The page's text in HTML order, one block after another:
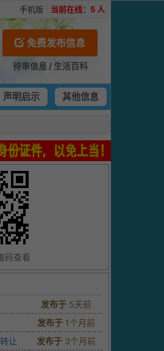
手机版 当前在线： 5 人
免费发布信息
待审信息 / 生活百科
声明启示 其他信息
码查看
发布于 5天前
发布于 1个月前
让 发布于 3个月前